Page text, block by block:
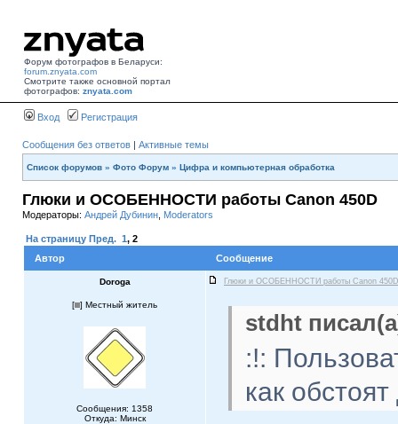
Форум фотографов в Беларуси:
forum.znyata.com
Смотрите также основной портал
фотографов: znyata.com
Вход Регистрация
Сообщения без ответов | Активные темы
Список форумов » Фото Форум » Цифра и компьютерная обработка
Глюки и ОСОБЕННОСТИ работы Canon 450D
Модераторы: Андрей Дубинин Moderators
На страницу Пред. 1, 2
Автор
Сообщение
Doroga Глюки и ОСОБЕННОСТИ работы Canon 450D
[ ] Местный житель
Сообщения: 1358
Откуда: Минск
stdht
:!:
как